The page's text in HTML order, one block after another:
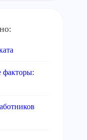
факторы: